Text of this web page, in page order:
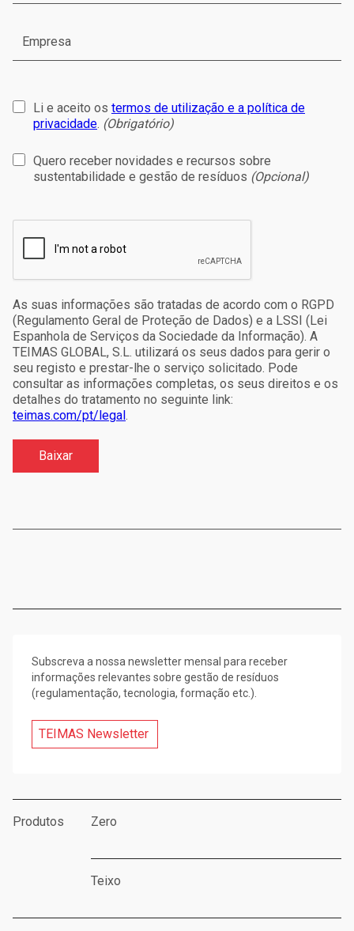
Li e aceito os termos de utilização e a política de
privacidade. (Obrigatório)
Quero receber novidades e recursos sobre
sustentabilidade e gestão de resíduos (Opcional)
As suas informações são tratadas de acordo com o RGPD
(Regulamento Geral de Proteção de Dados) e a LSSI (Lei
Espanhola de Serviços da Sociedade da Informação). A
TEIMAS GLOBAL, S.L. utilizará os seus dados para gerir o
seu registo e prestar-lhe o serviço solicitado. Pode
consultar as informações completas, os seus direitos e os
detalhes do tratamento no seguinte link:
teimas.com/pt/legal.
Subscreva a nossa newsletter mensal para receber
informações relevantes sobre gestão de resíduos
(regulamentação, tecnologia, formação etc.).
TEIMAS Newsletter
Produtos Zero
Teixo